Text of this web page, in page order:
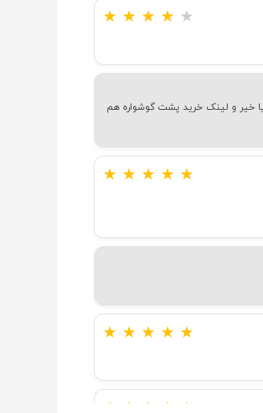
★ ★ ★ ★ ★
خیر و لینک خرید پشت گوشواره هم
★ ★ ★ ★ ★
★ ★ ★ ★ ★